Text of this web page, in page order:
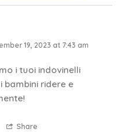
19, 2023 at 7:43 am
i tuoi indovinelli
bambini ridere e
Share